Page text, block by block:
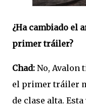
¿Ha cambiado el
primer tráiler?
Chad: No, Avalon
el primer tráiler
de clase alta.